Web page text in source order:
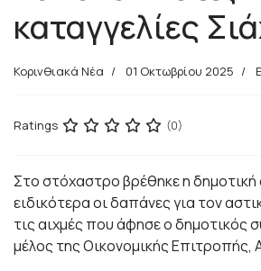
καταγγελίες
Κορινθιακά Νέα 01 Οκτωβρίου 2025
Ratings (0)
Στο στόχαστρο βρέθηκε η
ειδικότερα οι δαπάνες για τον
τις αιχμές που άφησε ο δημοτικός
μέλος της Οικονομικής Επιτροπής,